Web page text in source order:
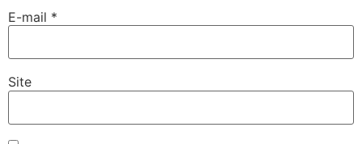
E-mail *
Site